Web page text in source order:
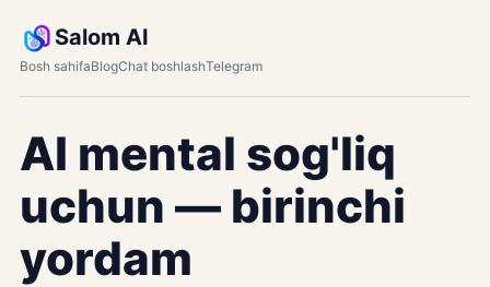
Salom AI
Bosh sahifaBlogChat boshlashTelegram
AI mental sog'liq
uchun — birinchi
yordam